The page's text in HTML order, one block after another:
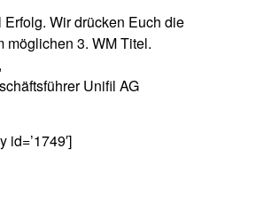
Wir drücken Euch die
möglichen 3. WM Titel.
Unifil AG